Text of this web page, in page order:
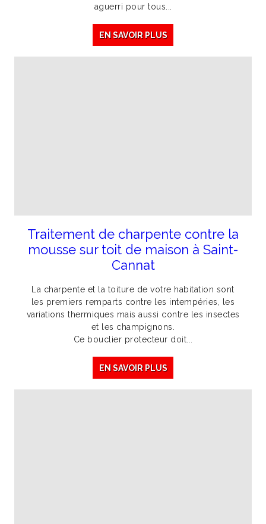
aguerri pour tous...
EN SAVOIR PLUS
Traitement de charpente contre la
mousse sur toit de maison à Saint-
Cannat
La charpente et la toiture de votre habitation sont
les premiers remparts contre les intempéries, les
variations thermiques mais aussi contre les insectes
et les champignons.
Ce bouclier protecteur doit...
EN SAVOIR PLUS